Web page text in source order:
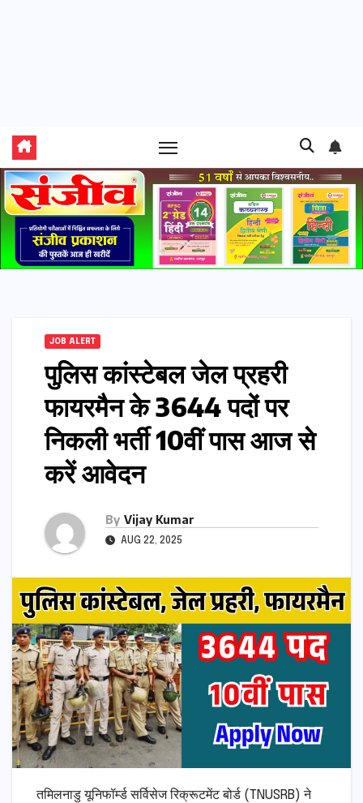
JOB ALERT
पुलिस कांस्टेबल जेल प्रहरी
फायरमैन के 3644 पदों पर
निकली भर्ती 10वीं पास आज से
करें आवेदन
By Vijay Kumar
AUG 22, 2025
तमिलनाडु यूनिफॉर्म्ड सर्विसेज रिक्रूटमेंट बोर्ड (TNUSRB) ने